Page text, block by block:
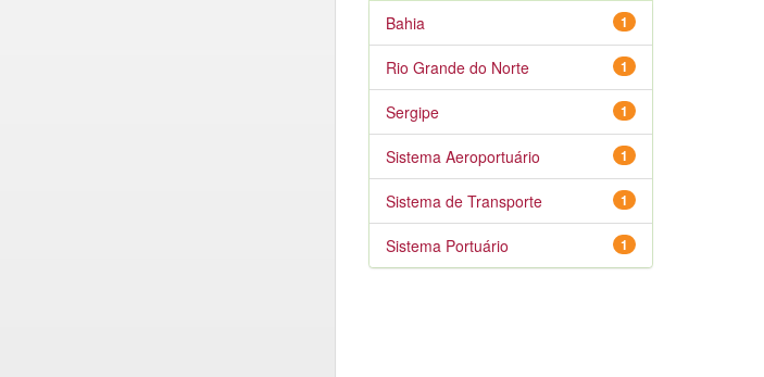
1
Bahia
1
Rio Grande do Norte
1
Sergipe
1
Sistema Aeroportuário
1
Sistema de Transporte
1
Sistema Portuário